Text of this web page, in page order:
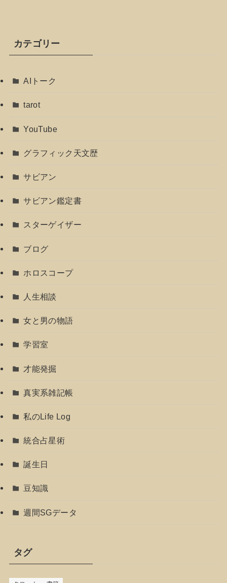
カテゴリー
AIトーク
tarot
YouTube
グラフィック天文歴
サビアン
サビアン鑑定書
スターゲイザー
ブログ
ホロスコープ
人生相談
女と男の物語
学習室
才能発掘
真実系雑記帳
私のLife Log
統合占星術
誕生日
豆知識
週間SGデータ
タグ